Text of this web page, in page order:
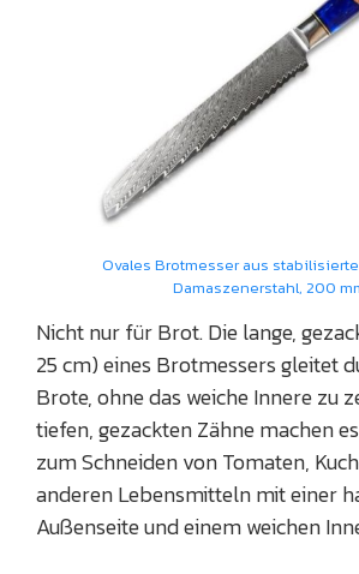
Ovales Brotmesser aus
Damaszenerstahl, 200
Nicht nur für Brot. Die lange,
25 cm) eines Brotmessers gleitet
Brote, ohne das weiche Innere zu
tiefen, gezackten Zähne machen
zum Schneiden von Tomaten,
anderen Lebensmitteln mit einer
Außenseite und einem weichen